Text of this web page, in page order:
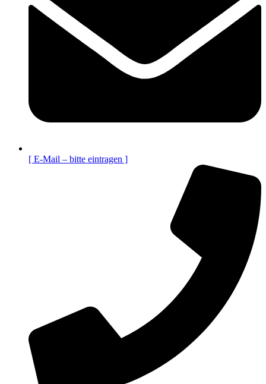
[ E-Mail – bitte eintragen ]